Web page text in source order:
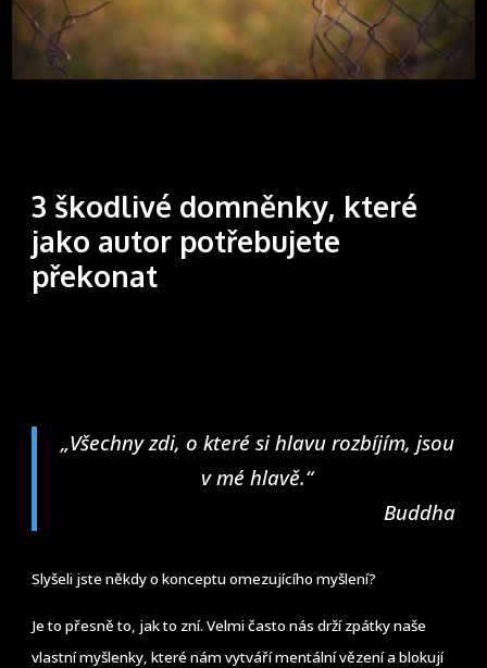
3 škodlivé domněnky, které
jako autor potřebujete
překonat
„Všechny zdi, o které si hlavu rozbíjím, jsou
v mé hlavě.“
Buddha
Slyšeli jste někdy o konceptu omezujícího myšlení?
Je to přesně to, jak to zní. Velmi často nás drží zpátky naše
vlastní myšlenky, které nám vytváří mentální vězení a blokují